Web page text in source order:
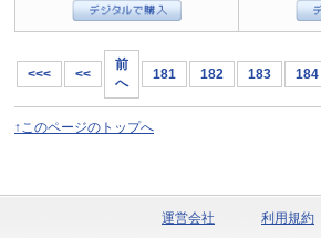
<<< <<
前
へ
181 182 183 184
↑このページのトップへ
運営会社 利用規約